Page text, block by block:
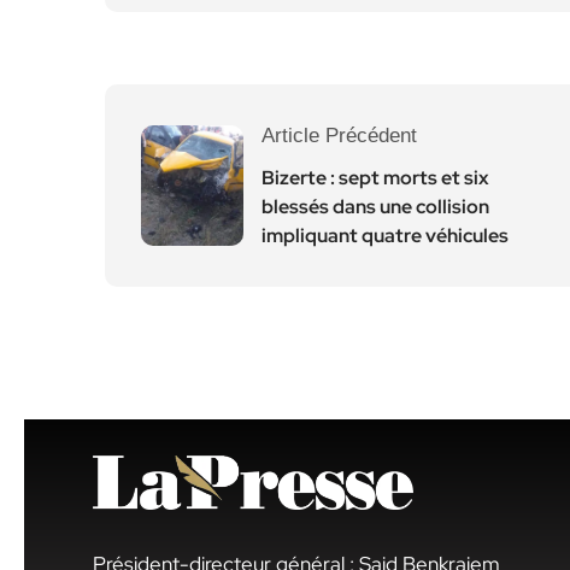
Article Précédent
Bizerte : sept morts et six
blessés dans une collision
impliquant quatre véhicules
Président-directeur général : Said Benkraiem